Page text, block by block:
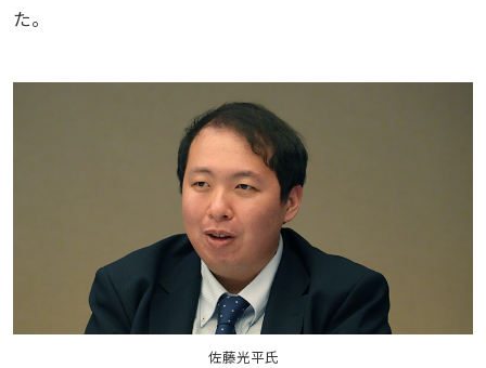
た。
佐藤光平氏